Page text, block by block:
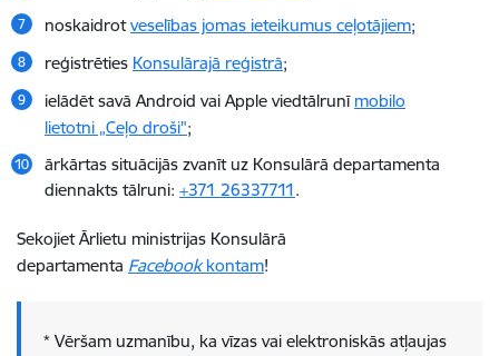
noskaidrotveselības jomas ieteikumus ceļotājiem;
reģistrēties Konsulārajā reģistrā;
ielādēt savā Android vai Apple viedtālrunī mobilo
lietotni „Ceļo droši";
ārkārtas situācijās zvanīt uz Konsulārā departamenta
diennakts tālruni: +371 26337711.
Sekojiet Ārlietu ministrijas Konsulārā
departamenta Facebookkontam!
* Vēršam uzmanību, ka vīzas vai elektroniskās atļaujas